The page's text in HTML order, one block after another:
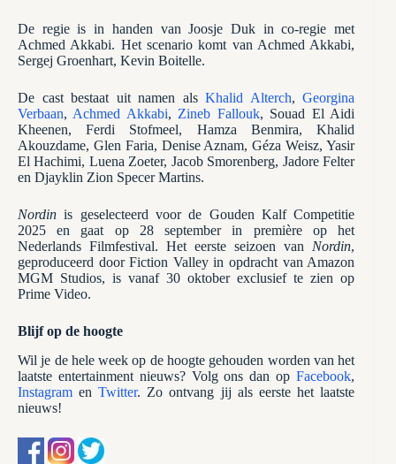
De regie is in handen van Joosje Duk in co-regie met
Achmed Akkabi. Het scenario komt van Achmed Akkabi,
Sergej Groenhart, Kevin Boitelle.
De cast bestaat uit namen alsKhalid Alterch,Georgina
Verbaan, Achmed Akkabi, Zineb Fallouk, Souad El Aidi
Kheenen, Ferdi Stofmeel, Hamza Benmira, Khalid
Akouzdame, Glen Faria, Denise Aznam, Géza Weisz, Yasir
El Hachimi, Luena Zoeter, Jacob Smorenberg, Jadore Felter
en Djayklin Zion Specer Martins.
Nordin is geselecteerd voor de Gouden Kalf Competitie
2025 en gaat op 28 september in première op het
Nederlands Filmfestival. Het eerste seizoen van Nordin,
geproduceerd door Fiction Valley in opdracht van Amazon
MGM Studios, is vanaf 30 oktober exclusief te zien op
Prime Video.
Blijf op de hoogte
Wil je de hele week op de hoogte gehouden worden van het
laatste entertainment nieuws? Volg ons dan opFacebook,
InstagramenTwitter. Zo ontvang jij als eerste het laatste
nieuws!